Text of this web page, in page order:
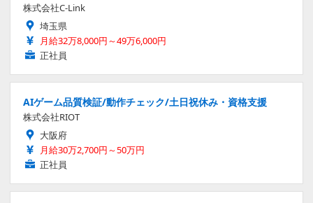
株式会社C-Link
埼玉県
月給32万8,000円～49万6,000円
正社員
AIゲーム品質検証/動作チェック/土日祝休み・資格支援
株式会社RIOT
大阪府
月給30万2,700円～50万円
正社員